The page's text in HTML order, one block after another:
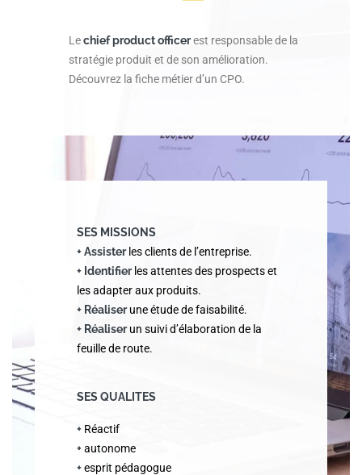
Lechief product officerest responsable de la
stratégie produit et de son amélioration.
Découvrez la fiche métier d’un CPO.
SES MISSIONS
+ Assisterles clients de l’entreprise.
+ Identifierles attentes des prospects et
les adapter aux produits.
+ Réaliserune étude de faisabilité.
+ Réaliserun suivi d’élaboration de la
feuille de route.
SES QUALITES
+ Réactif
+autonome
+esprit pédagogue